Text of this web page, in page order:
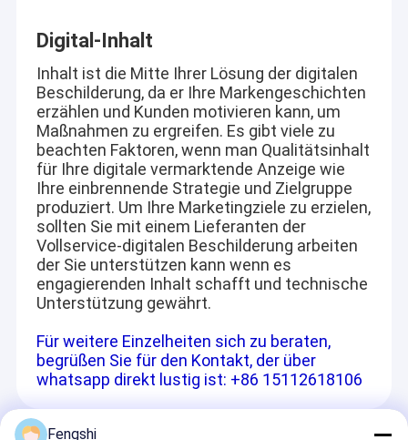
Antrieb im Freien durch Menü-Bretter
kleine lcd-Platte
Sonnenlicht lesbare LCD-Platte
Hohes Tni LCD
Offener Rahmen LCD-Platte
Optisch gebundener LCD
Offener Rahmen LCD-Monitor
Innendigitale beschilderung
Digital-Inhalt
Inhalt ist die Mitte Ihrer Lösung der digitalen
Beschilderung, da er Ihre Markengeschichten
erzählen und Kunden motivieren kann, um
Maßnahmen zu ergreifen. Es gibt viele zu
beachten Faktoren, wenn man Qualitätsinhalt
für Ihre digitale vermarktende Anzeige wie
Ihre einbrennende Strategie und Zielgruppe
produziert. Um Ihre Marketingziele zu erzielen,
sollten Sie mit einem Lieferanten der
Vollservice-digitalen Beschilderung arbeiten
der Sie unterstützen kann wenn es
engagierenden Inhalt schafft und technische
Unterstützung gewährt.
Für weitere Einzelheiten sich zu beraten,
begrüßen Sie für den Kontakt, der über
whatsapp direkt lustig ist: +86 15112618106
Helligkeit 500-5000nis
weit verbreitet in der Industrie der Außenwerbung,
Busbahnhof, Maut, Automaten,
Überwachung, medizinische, militärische Ausrüstung usw.
Die Produkte verfügen über CE-FCC-Zertifizierungen und
wurden in mehr als 30 Länder und Regionen exportiert.
In den letzten Jahren hat sich die Zahl der Arbeitslosen in
der Europäischen Union in den letzten Jahren erhöht.
Fengshi